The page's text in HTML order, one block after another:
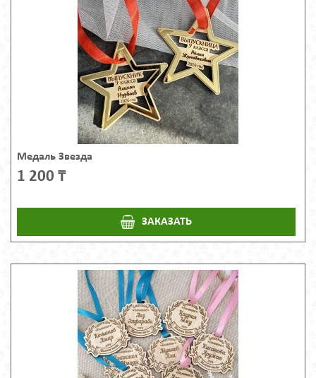
Медаль Звезда
1 200 ₸
ЗАКАЗАТЬ